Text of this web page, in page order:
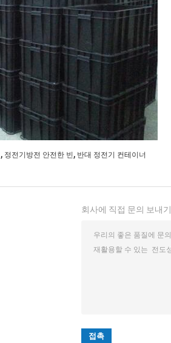
, 정전기방전 안전한 빈 , 반대 정전기 컨테이너
회사에 직접 문의 보내기